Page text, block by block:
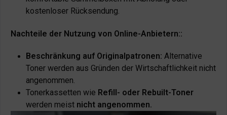
kostenloser Rücksendung.
Nachteile der Nutzung von Online-Anbietern::
Beschränkung auf Originalpatronen: Alternative
Toner werden aus Gründen der Wirtschaftlichkeit nicht
angenommen.
Tonerkassetten wie Refill- oder Rebuilt-Toner
werden meist nicht angenommen.